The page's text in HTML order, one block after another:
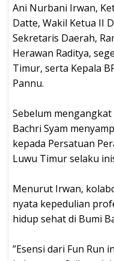
Ani Nurbani Irwan,
Datte, Wakil Ketua II
Sekretaris Daerah,
Herawan Raditya,
Timur, serta Kepala
Pannu.
‎Sebelum
Bachri Syam
kepada Persatuan
Luwu Timur selaku
‎Menurut Irwan,
nyata kepedulian
hidup sehat di Bumi
‎”Esensi dari Fun Run